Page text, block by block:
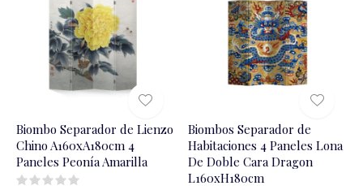
Biombo Separador de Lienzo
Chino A160xA180cm 4
Paneles Peoní­a Amarilla
Biombos Separador de
Habitaciones 4 Paneles Lona
De Doble Cara Dragon
L160xH180cm